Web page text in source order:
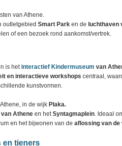
van Athene.
outletgebied Smart Park en de luchthaven
of een bezoek rond aankomst/vertrek.
is hetinteractief Kindermuseum van
en interactieve workshops centraal,
kunstvormen.
in de wijk Plaka.
Athene en hetSyntagmaplein. Ideaal
en het bijwonen van de aflossing van de
en tieners